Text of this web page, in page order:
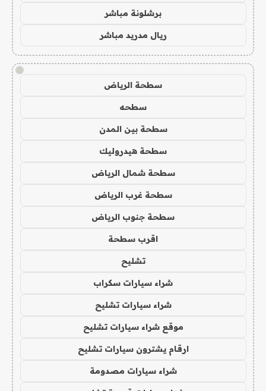
برشلونة مباشر
ريال مدريد مباشر
!
سطحة الرياض
سطحه
سطحة بين المدن
سطحة هيدروليك
سطحة شمال الرياض
سطحة غرب الرياض
سطحة جنوب الرياض
اقرب سطحة
تشليح
شراء سيارات سكراب
شراء سيارات تشليح
موقع شراء سيارات تشليح
ارقام يشترون سيارات تشليح
شراء سيارات مصدومة